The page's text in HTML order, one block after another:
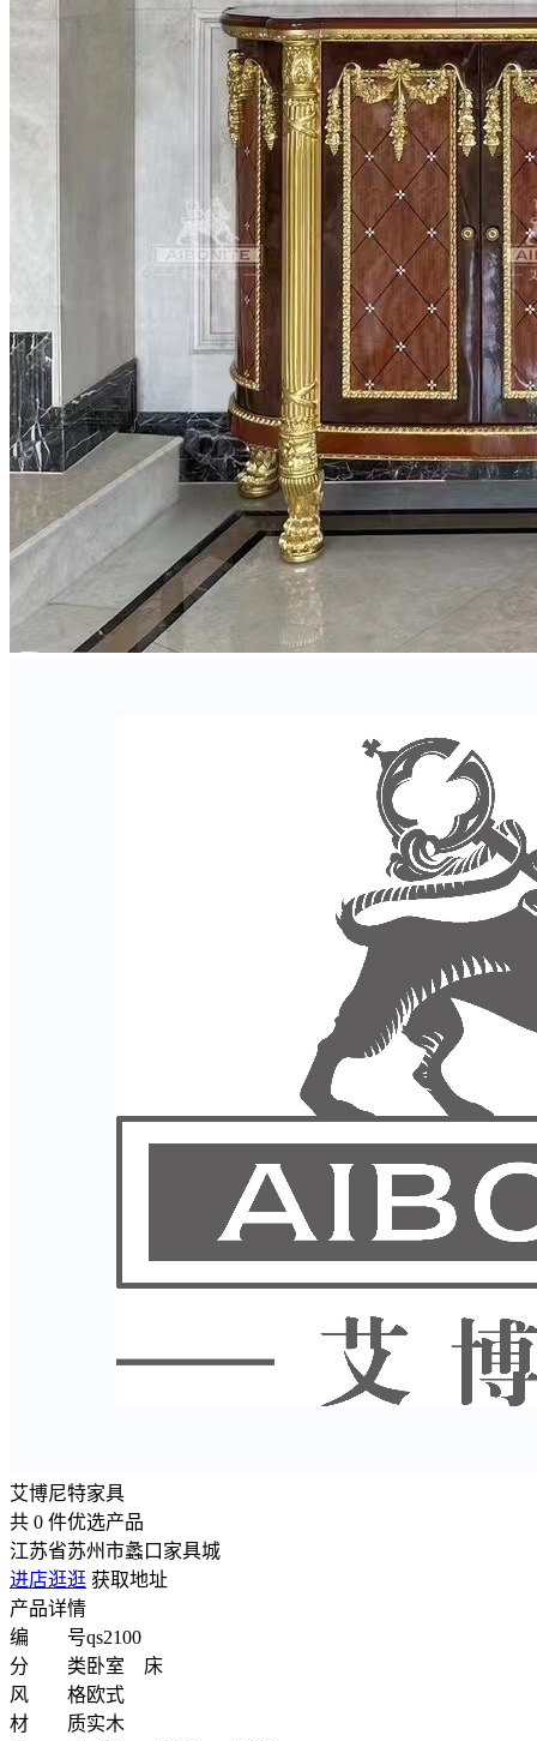
艾博尼特家具
共 0 件优选产品
江苏省苏州市蠡口家具城
进店逛逛 获取地址
产品详情
编 号qs2100
分 类卧室 床
风 格欧式
材 质实木